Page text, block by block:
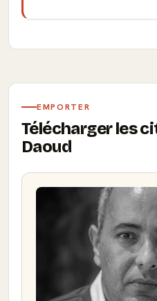
EMPORTER
Télécharger les
Daoud